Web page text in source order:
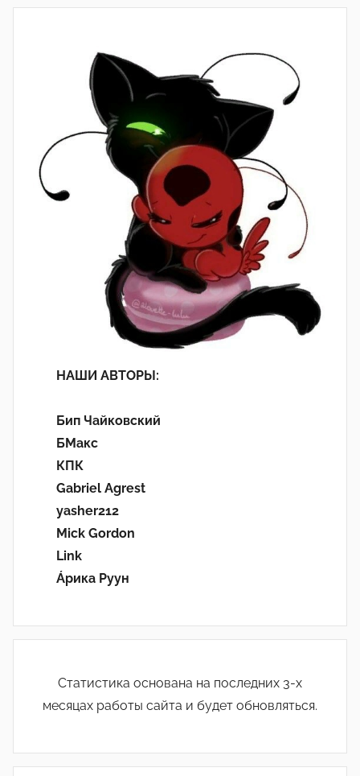
НАШИ АВТОРЫ:
Бип Чайковский
БМакс
КПК
Gabriel Agrest
yasher212
Mick Gordon
Link
Áрика Руун
Статистика основана на последних 3-х
месяцах работы сайта и будет обновляться.